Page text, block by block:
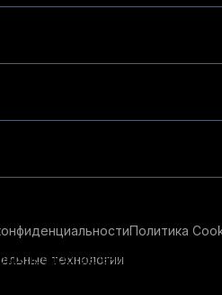
Политика
технологии
предоставления вам лучшего